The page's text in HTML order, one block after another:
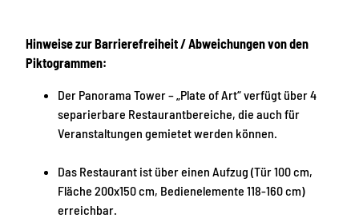
Hinweise zur Barrierefreiheit / Abweichungen von den
Piktogrammen:
Der Panorama Tower – „Plate of Art“ verfügt über 4
separierbare Restaurantbereiche, die auch für
Veranstaltungen gemietet werden können.
Das Restaurant ist über einen Aufzug (Tür 100 cm,
Fläche 200x150 cm, Bedienelemente 118-160 cm)
erreichbar.